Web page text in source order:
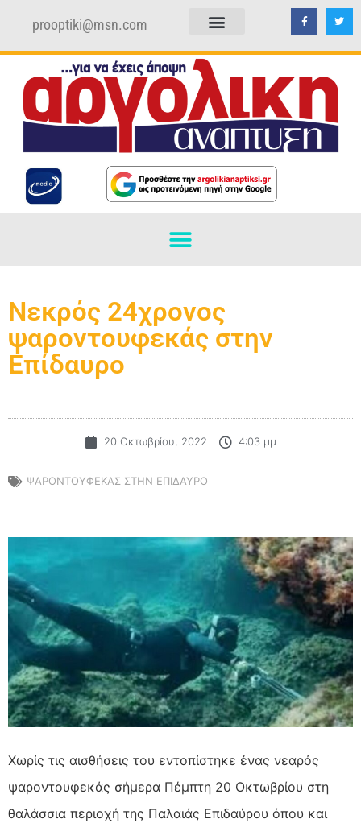
prooptiki@msn.com
Νεκρός 24χρονος
ψαροντουφεκάς στην
Επίδαυρο
20 Οκτωβρίου, 2022 4:03 μμ
ΨΑΡΟΝΤΟΥΦΕΚΆΣ ΣΤΗΝ ΕΠΊΔΑΥΡΟ
Χωρίς τις αισθήσεις του εντοπίστηκε ένας νεαρός
ψαροντουφεκάς σήμερα Πέμπτη 20 Οκτωβρίου στη
θαλάσσια περιοχή της Παλαιάς Επιδαύρου όπου και